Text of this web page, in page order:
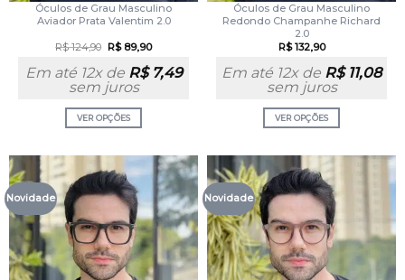
Óculos de Grau Masculino
Aviador Prata Valentim 2.0
R$124,90 R$89,90
Em até 12x de R$7,49
sem juros
VER OPÇÕES
Óculos de Grau Masculino
Redondo Champanhe Richard
2.0
R$132,90
Em até 12x de R$11,08
sem juros
VER OPÇÕES
Novidade Novidade